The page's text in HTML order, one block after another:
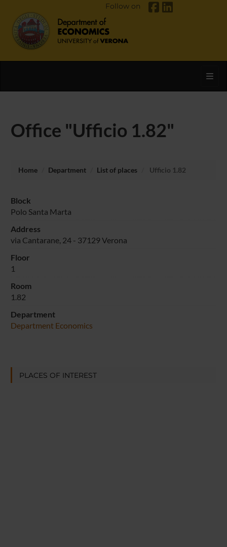
Follow on
Office "Ufficio 1.82"
Home Department List of places Ufficio 1.82
Block
Polo Santa Marta
Address
via Cantarane, 24 - 37129 Verona
Floor
1
Room
1.82
Department
Department Economics
PLACES OF INTEREST